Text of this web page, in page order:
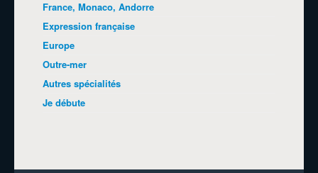
France, Monaco, Andorre
Expression française
Europe
Outre-mer
Autres spécialités
Je débute